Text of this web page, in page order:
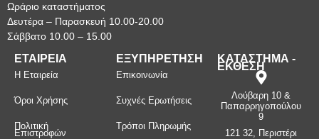
Ωράριο καταστήματος
Δευτέρα – Παρασκευή 10.00-20.00
Σάββατο 10.00 – 15.00
ΕΤΑΙΡΕΙΑ
Η Εταιρεία
Όροι Χρήσης
Πολιτική
Επιστροφών
ΕΞΥΠΗΡΕΤΗΣΗ
Επικοινωνία
Συχνές Ερωτήσεις
Τρόποι Πληρωμής
ΚΑΤΑΣΤΗΜΑ -
ΕΚΘΕΣΗ
Λούβαρη 10 &
Παπαρρηγοπούλου
9
121 32, Περιστέρι